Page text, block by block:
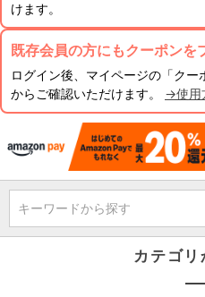
けます。
既存会員の方にもクーポンを
ログイン後、マイページの「クー
からご確認いただけます。 →使用
キーワードから探す
カテゴリ